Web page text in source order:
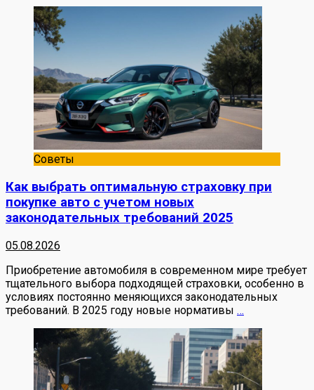
Советы
Как выбрать оптимальную страховку при
покупке авто с учетом новых
законодательных требований 2025
05.08.2026
Приобретение автомобиля в современном мире требует
тщательного выбора подходящей страховки, особенно в
условиях постоянно меняющихся законодательных
требований. В 2025 году новые нормативы …